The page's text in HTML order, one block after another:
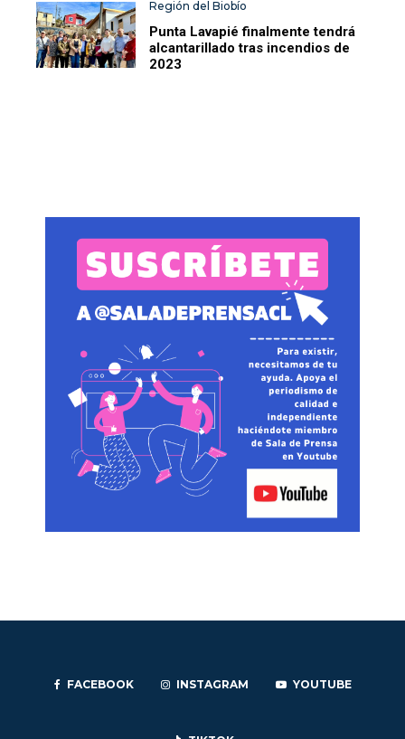
Región del Biobío
Punta Lavapié finalmente tendrá
alcantarillado tras incendios de
2023
FACEBOOK INSTAGRAM YOUTUBE